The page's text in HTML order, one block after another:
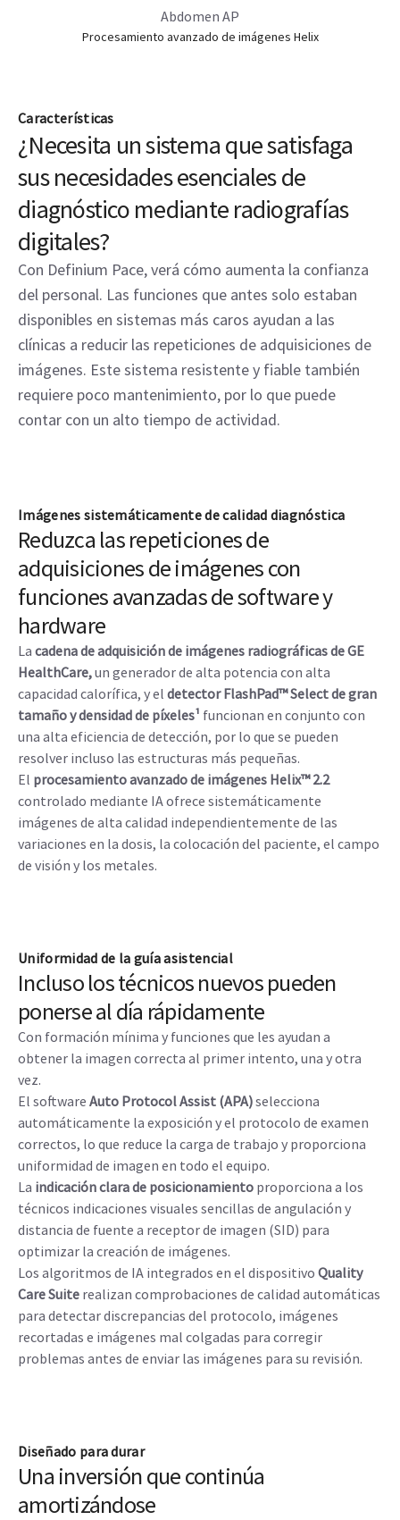
Abdomen AP
Procesamiento avanzado de imágenes Helix
Características
¿Necesita un sistema que satisfaga
sus necesidades esenciales de
diagnóstico mediante radiografías
digitales?
Con Definium Pace, verá cómo aumenta la confianza
del personal. Las funciones que antes solo estaban
disponibles en sistemas más caros ayudan a las
clínicas a reducir las repeticiones de adquisiciones de
imágenes. Este sistema resistente y fiable también
requiere poco mantenimiento, por lo que puede
contar con un alto tiempo de actividad.
Imágenes sistemáticamente de calidad diagnóstica
Reduzca las repeticiones de
adquisiciones de imágenes con
funciones avanzadas de software y
hardware
La cadena de adquisición de imágenes radiográficas de GE
HealthCare,un generador de alta potencia con alta
capacidad calorífica, y el detector FlashPad™ Select de gran
tamaño y densidad de píxeles¹ funcionan en conjunto con
una alta eficiencia de detección, por lo que se pueden
resolver incluso las estructuras más pequeñas.
El procesamiento avanzado de imágenes Helix™ 2.2
controlado mediante IA ofrece sistemáticamente
imágenes de alta calidad independientemente de las
variaciones en la dosis, la colocación del paciente, el campo
de visión y los metales.
Uniformidad de la guía asistencial
Incluso los técnicos nuevos pueden
ponerse al día rápidamente
Con formación mínima y funciones que les ayudan a
obtener la imagen correcta al primer intento, una y otra
vez.
El software Auto Protocol Assist (APA)selecciona
automáticamente la exposición y el protocolo de examen
correctos, lo que reduce la carga de trabajo y proporciona
uniformidad de imagen en todo el equipo.
La indicación clara de posicionamiento proporciona a los
técnicos indicaciones visuales sencillas de angulación y
distancia de fuente a receptor de imagen (SID) para
optimizar la creación de imágenes.
Los algoritmos de IA integrados en el dispositivo Quality
Care Suite realizan comprobaciones de calidad automáticas
para detectar discrepancias del protocolo, imágenes
recortadas e imágenes mal colgadas para corregir
problemas antes de enviar las imágenes para su revisión.
Diseñado para durar
Una inversión que continúa
amortizándose